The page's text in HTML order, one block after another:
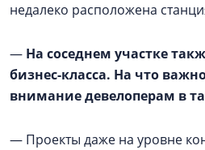
недалеко расположена
— На соседнем участке
бизнес-класса. На что
внимание девелоперам в
— Проекты даже на уровне